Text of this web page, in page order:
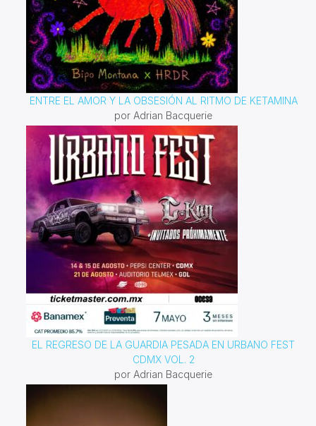
ENTRE EL AMOR Y LA OBSESIÓN AL RITMO DE KETAMINA
por Adrian Bacquerie
EL REGRESO DE LA GUARDIA PESADA EN URBANO FEST
CDMX VOL. 2
por Adrian Bacquerie